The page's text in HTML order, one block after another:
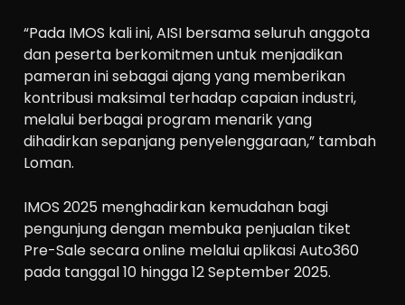
“Pada IMOS kali ini, AISI bersama seluruh anggota
dan peserta berkomitmen untuk menjadikan
pameran ini sebagai ajang yang memberikan
kontribusi maksimal terhadap capaian industri,
melalui berbagai program menarik yang
dihadirkan sepanjang penyelenggaraan,” tambah
Loman.
IMOS 2025 menghadirkan kemudahan bagi
pengunjung dengan membuka penjualan tiket
Pre-Sale secara online melalui aplikasi Auto360
pada tanggal 10 hingga 12 September 2025.